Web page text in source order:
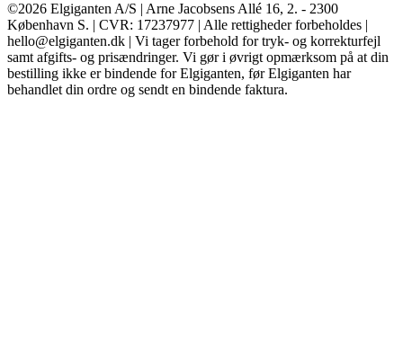
©2026 Elgiganten A/S | Arne Jacobsens Allé 16, 2. - 2300
København S. | CVR: 17237977 | Alle rettigheder forbeholdes |
hello@elgiganten.dk | Vi tager forbehold for tryk- og korrekturfejl
samt afgifts- og prisændringer. Vi gør i øvrigt opmærksom på at din
bestilling ikke er bindende for Elgiganten, før Elgiganten har
behandlet din ordre og sendt en bindende faktura.